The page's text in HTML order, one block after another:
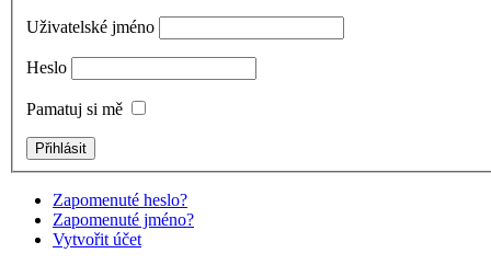
Uživatelské jméno
Heslo
Pamatuj si mě
Zapomenuté heslo?
Zapomenuté jméno?
Vytvořit účet